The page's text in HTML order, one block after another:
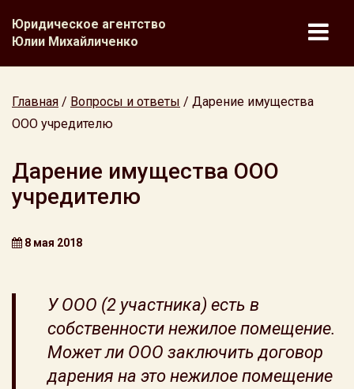
Юридическое агентство
Юлии Михайличенко
Главная / Вопросы и ответы / Дарение имущества
ООО учредителю
Дарение имущества ООО
учредителю
8 мая 2018
У ООО (2 участника) есть в
собственности нежилое помещение.
Может ли ООО заключить договор
дарения на это нежилое помещение